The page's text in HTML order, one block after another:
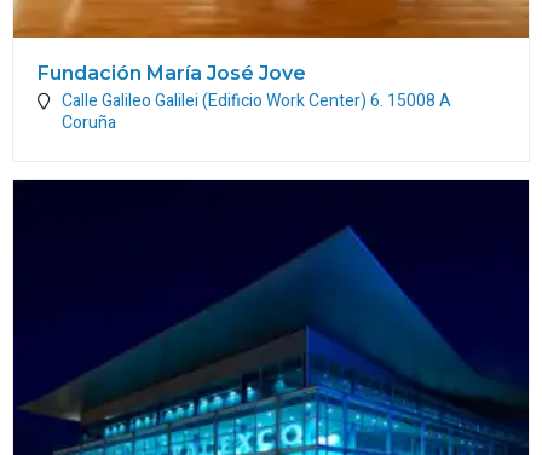
Fundación María José Jove
Calle Galileo Galilei (Edificio Work Center) 6. 15008A
Coruña